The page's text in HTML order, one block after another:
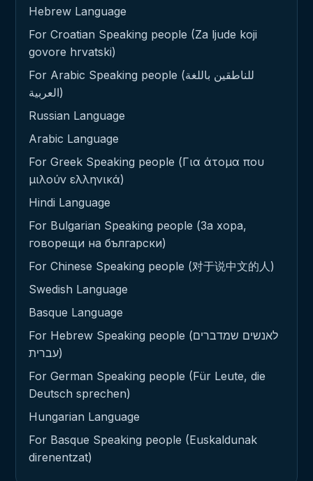
Hebrew Language
For Croatian Speaking people (Za ljude koji
govore hrvatski)
For Arabic Speaking people (للناطقين باللغة
العربية)
Russian Language
Arabic Language
For Greek Speaking people (Για άτομα που
μιλούν ελληνικά)
Hindi Language
For Bulgarian Speaking people (За хора,
говорещи на български)
For Chinese Speaking people (对于说中文的人)
Swedish Language
Basque Language
For Hebrew Speaking people (לאנשים שמדברים
עברית)
For German Speaking people (Für Leute, die
Deutsch sprechen)
Hungarian Language
For Basque Speaking people (Euskaldunak
direnentzat)